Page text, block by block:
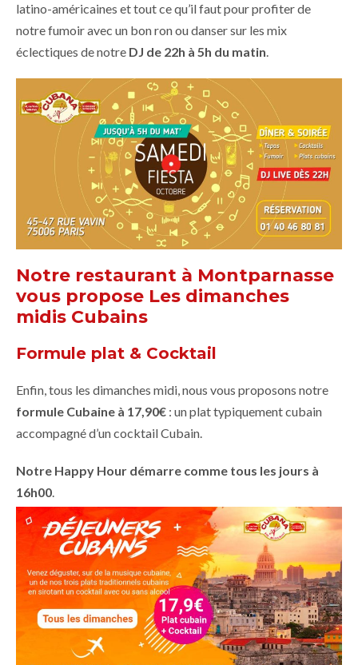
latino-américaines et tout ce qu’il faut pour profiter de
notre fumoir avec un bon ron ou danser sur les mix
éclectiques de notre DJ de 22h à 5h du matin.
Notre restaurant à Montparnasse
vous propose Les dimanches
midis Cubains
Formule plat & Cocktail
Enfin, tous les dimanches midi, nous vous proposons notre
formule Cubaine à 17,90€ : un plat typiquement cubain
accompagné d’un cocktail Cubain.
Notre Happy Hour démarre comme tous les jours à
16h00